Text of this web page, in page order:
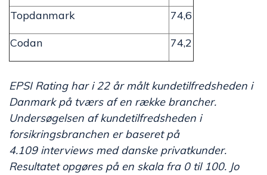
Topdanmark
74,6
Codan
74,2
EPSI Rating har i 22 år målt kundetilfredsheden i
Danmark på tværs af en række brancher.
Undersøgelsen af kundetilfredsheden i
forsikringsbranchen er baseret på
4.109 interviews med danske privatkunder.
Resultatet opgøres på en skala fra 0 til 100. Jo